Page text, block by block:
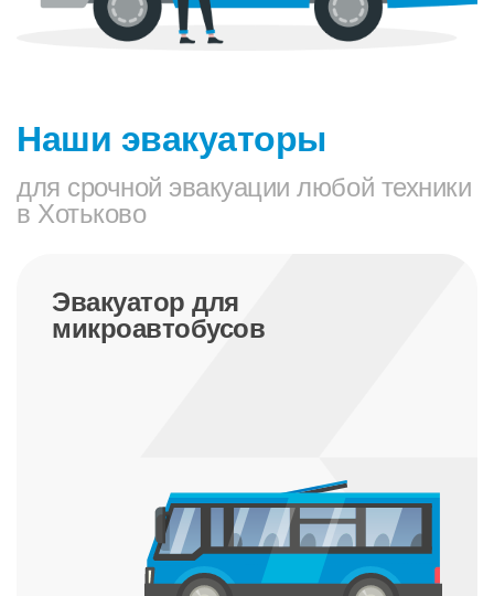
Наши эвакуаторы
для срочной эвакуации любой техники
в Хотьково
Эвакуатор для
микроавтобусов